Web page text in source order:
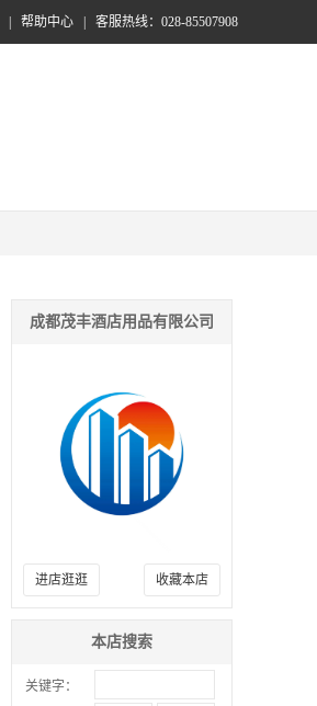
帮助中心 客服热线：028-85507908
成都茂丰酒店用品有限公司
进店逛逛 收藏本店
本店搜索
关键字：